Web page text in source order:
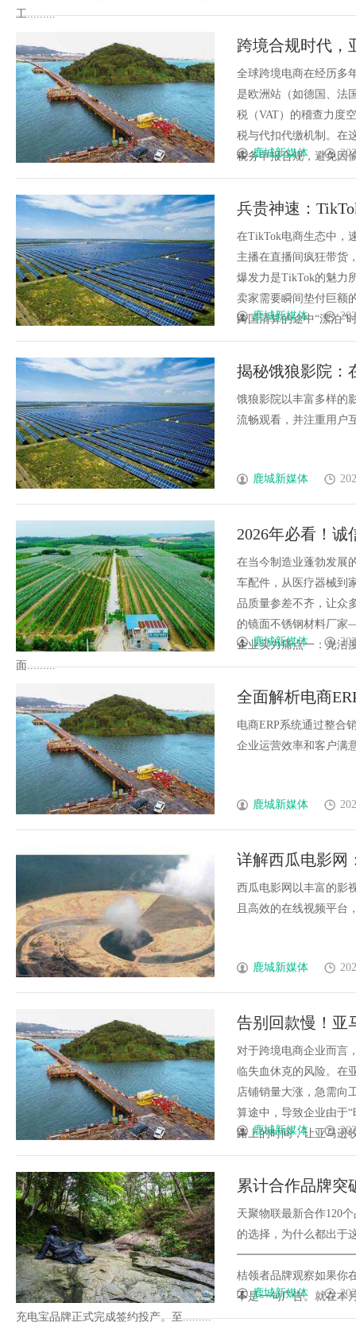
工.........
跨境合规时代，
红线？
全球跨境电商在经历多
是欧洲站（如德国、法
税（VAT）的稽查力度
税与代扣代缴机制。在
税务申报合规，避免因
鹿城新媒体
兵贵神速：
现金流周转？
在TikTok电商生态中，
主播在直播间疯狂带货
爆发力是TikTok的魅力
卖家需要瞬间垫付巨额
跨国清算的途中“漂泊”
鹿城新媒体
揭秘饿狼影院：
饿狼影院以丰富多样的
流畅观看，并注重用户
鹿城新媒体
2026年必看！
在当今制造业蓬勃发展
车配件，从医疗器械到
品质量参差不齐，让众
的镜面不锈钢材料厂家
企业实力痛点一：光洁
面.........
鹿城新媒体
全面解析电商
电商ERP系统通过整合
企业运营效率和客户满
鹿城新媒体
详解西瓜电影网
西瓜电影网以丰富的影
且高效的在线视频平台
鹿城新媒体
告别回款慢！亚
率？
对于跨境电商企业而言
临失血休克的风险。在
店铺销量大涨，急需向
算途中，导致企业由于
路上的时间，让亚马逊
鹿城新媒体
累计合作品牌突
为什么都出于这
天聚物联最新合作120
的选择，为什么都出于
桔领者品牌观察如果你
不是一句广告。就在本
充电宝品牌正式完成签约投产。至.........
鹿城新媒体